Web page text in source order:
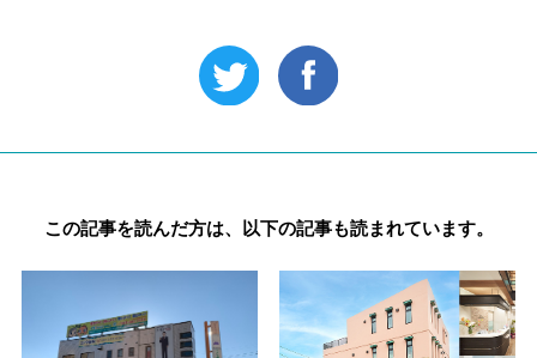
この記事を読んだ方は、以下の記事も読まれています。